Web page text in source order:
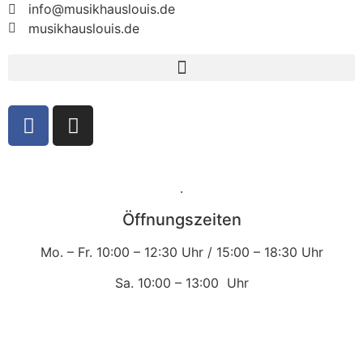
info@musikhauslouis.de
musikhauslouis.de
.
Öffnungszeiten
Mo. – Fr. 10:00 – 12:30 Uhr / 15:00 – 18:30 Uhr
Sa. 10:00 – 13:00 Uhr